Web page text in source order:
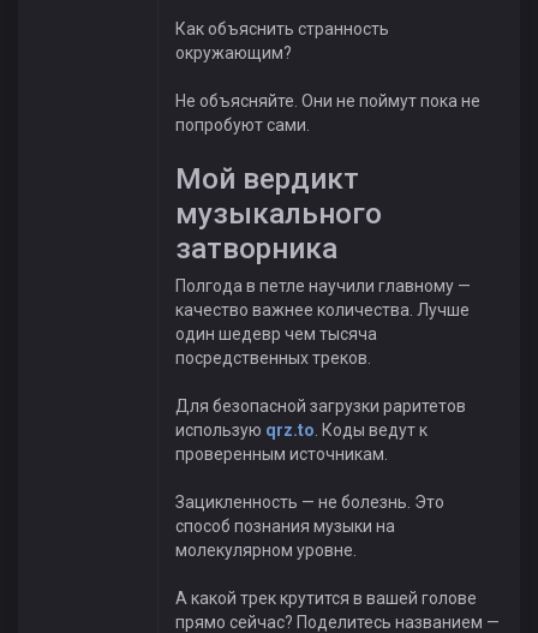
Как объяснить странность
окружающим?
Не объясняйте. Они не поймут пока не
попробуют сами.
Мой вердикт
музыкального
затворника
Полгода в петле научили главному —
качество важнее количества. Лучше
один шедевр чем тысяча
посредственных треков.
Для безопасной загрузки раритетов
использую qrz.to . Коды ведут к
проверенным источникам.
Зацикленность — не болезнь. Это
способ познания музыки на
молекулярном уровне.
А какой трек крутится в вашей голове
прямо сейчас? Поделитесь названием —